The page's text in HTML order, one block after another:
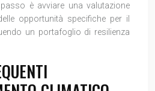
è avviare una valutazione
opportunità specifiche per il
un portafoglio di resilienza